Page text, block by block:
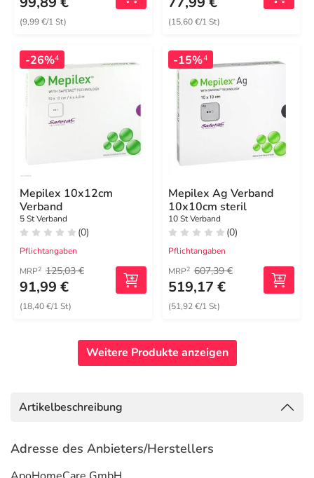
(9,99 €/1 St) (15,60 €/1 St)
-26%4
Mepilex 10x12cm
Verband
5 St Verband
(0)
Pflichtangaben
MRP2 125,03 €
91,99 €
(18,40 €/1 St)
-15%4
Mepilex Ag Verband
10x10cm steril
10 St Verband
(0)
Pflichtangaben
MRP2 607,39 €
519,17 €
(51,92 €/1 St)
Weitere Produkte anzeigen
Artikelbeschreibung
Adresse des Anbieters/Herstellers